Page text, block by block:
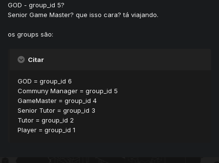
GOD - group_id 5?
Senior Game Master? que isso cara? tá viajando.
os groups são:
Citar
GOD = group_id 6
Communy Manager = group_id 5
GameMaster = group_id 4
Senior Tutor = group_id 3
Tutor = group_id 2
Player = group_id 1